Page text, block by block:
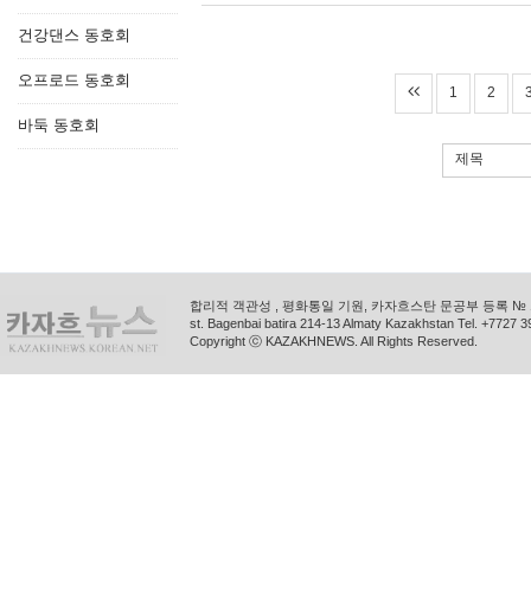
건강댄스 동호회
오프로드 동호회
바둑 동호회
1 2
제목
합리적 객관성 , 평화통일 기원, 카자흐스탄 문공부 등록
st. Bagenbai batira 214-13 Almaty Kazakhstan Tel. +7727
Copyright ⓒ KAZAKHNEWS. All Rights Reserved.